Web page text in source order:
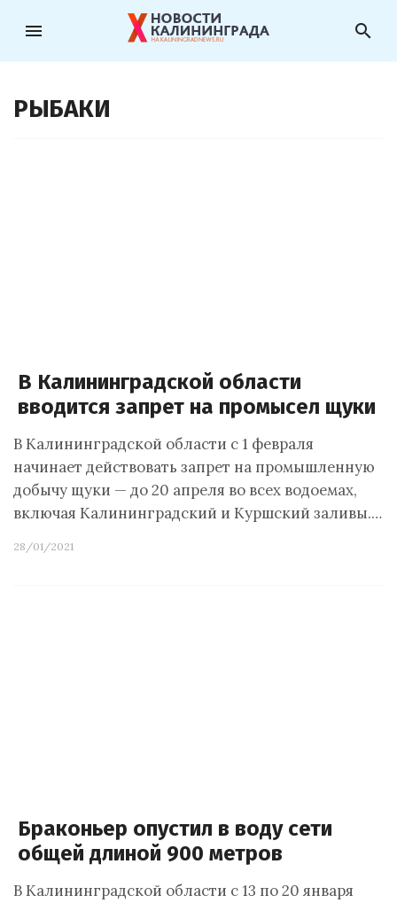
menu search
РЫБАКИ
В Калининградской области
вводится запрет на промысел щуки
В Калининградской области с 1 февраля
начинает действовать запрет на промышленную
добычу щуки — до 20 апреля во всех водоемах,
включая Калининградский и Куршский заливы.…
28/01/2021
Браконьер опустил в воду сети
общей длиной 900 метров
В Калининградской области с 13 по 20 января